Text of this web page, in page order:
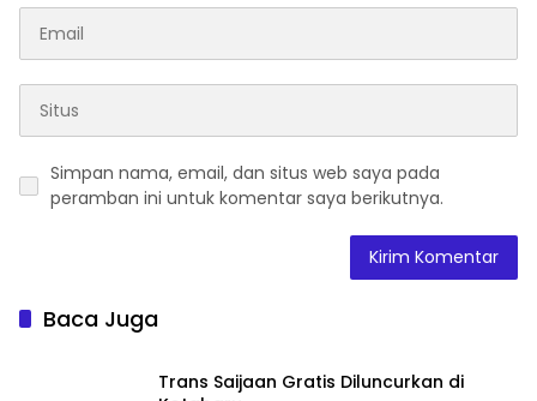
Simpan nama, email, dan situs web saya pada
peramban ini untuk komentar saya berikutnya.
Baca Juga
Trans Saijaan Gratis Diluncurkan di